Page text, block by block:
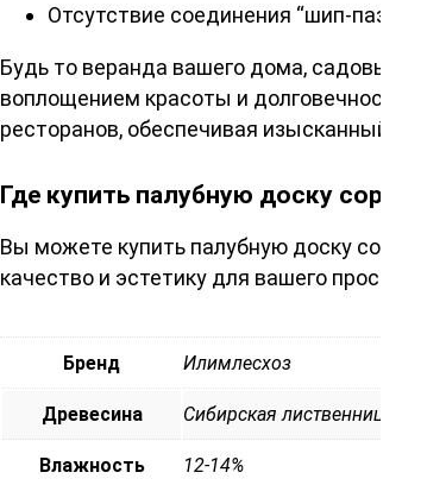
Отсутствие соединения “шип-паз”
Будь то веранда вашего дома, садовые
воплощением красоты и долговечности.
ресторанов, обеспечивая изысканный и
Где купить палубную доску сорта
Вы можете купить палубную доску сорт
качество и эстетику для вашего
Бренд Илимлесхоз
Древесина Сибирская лиственница
Влажность 12-14%